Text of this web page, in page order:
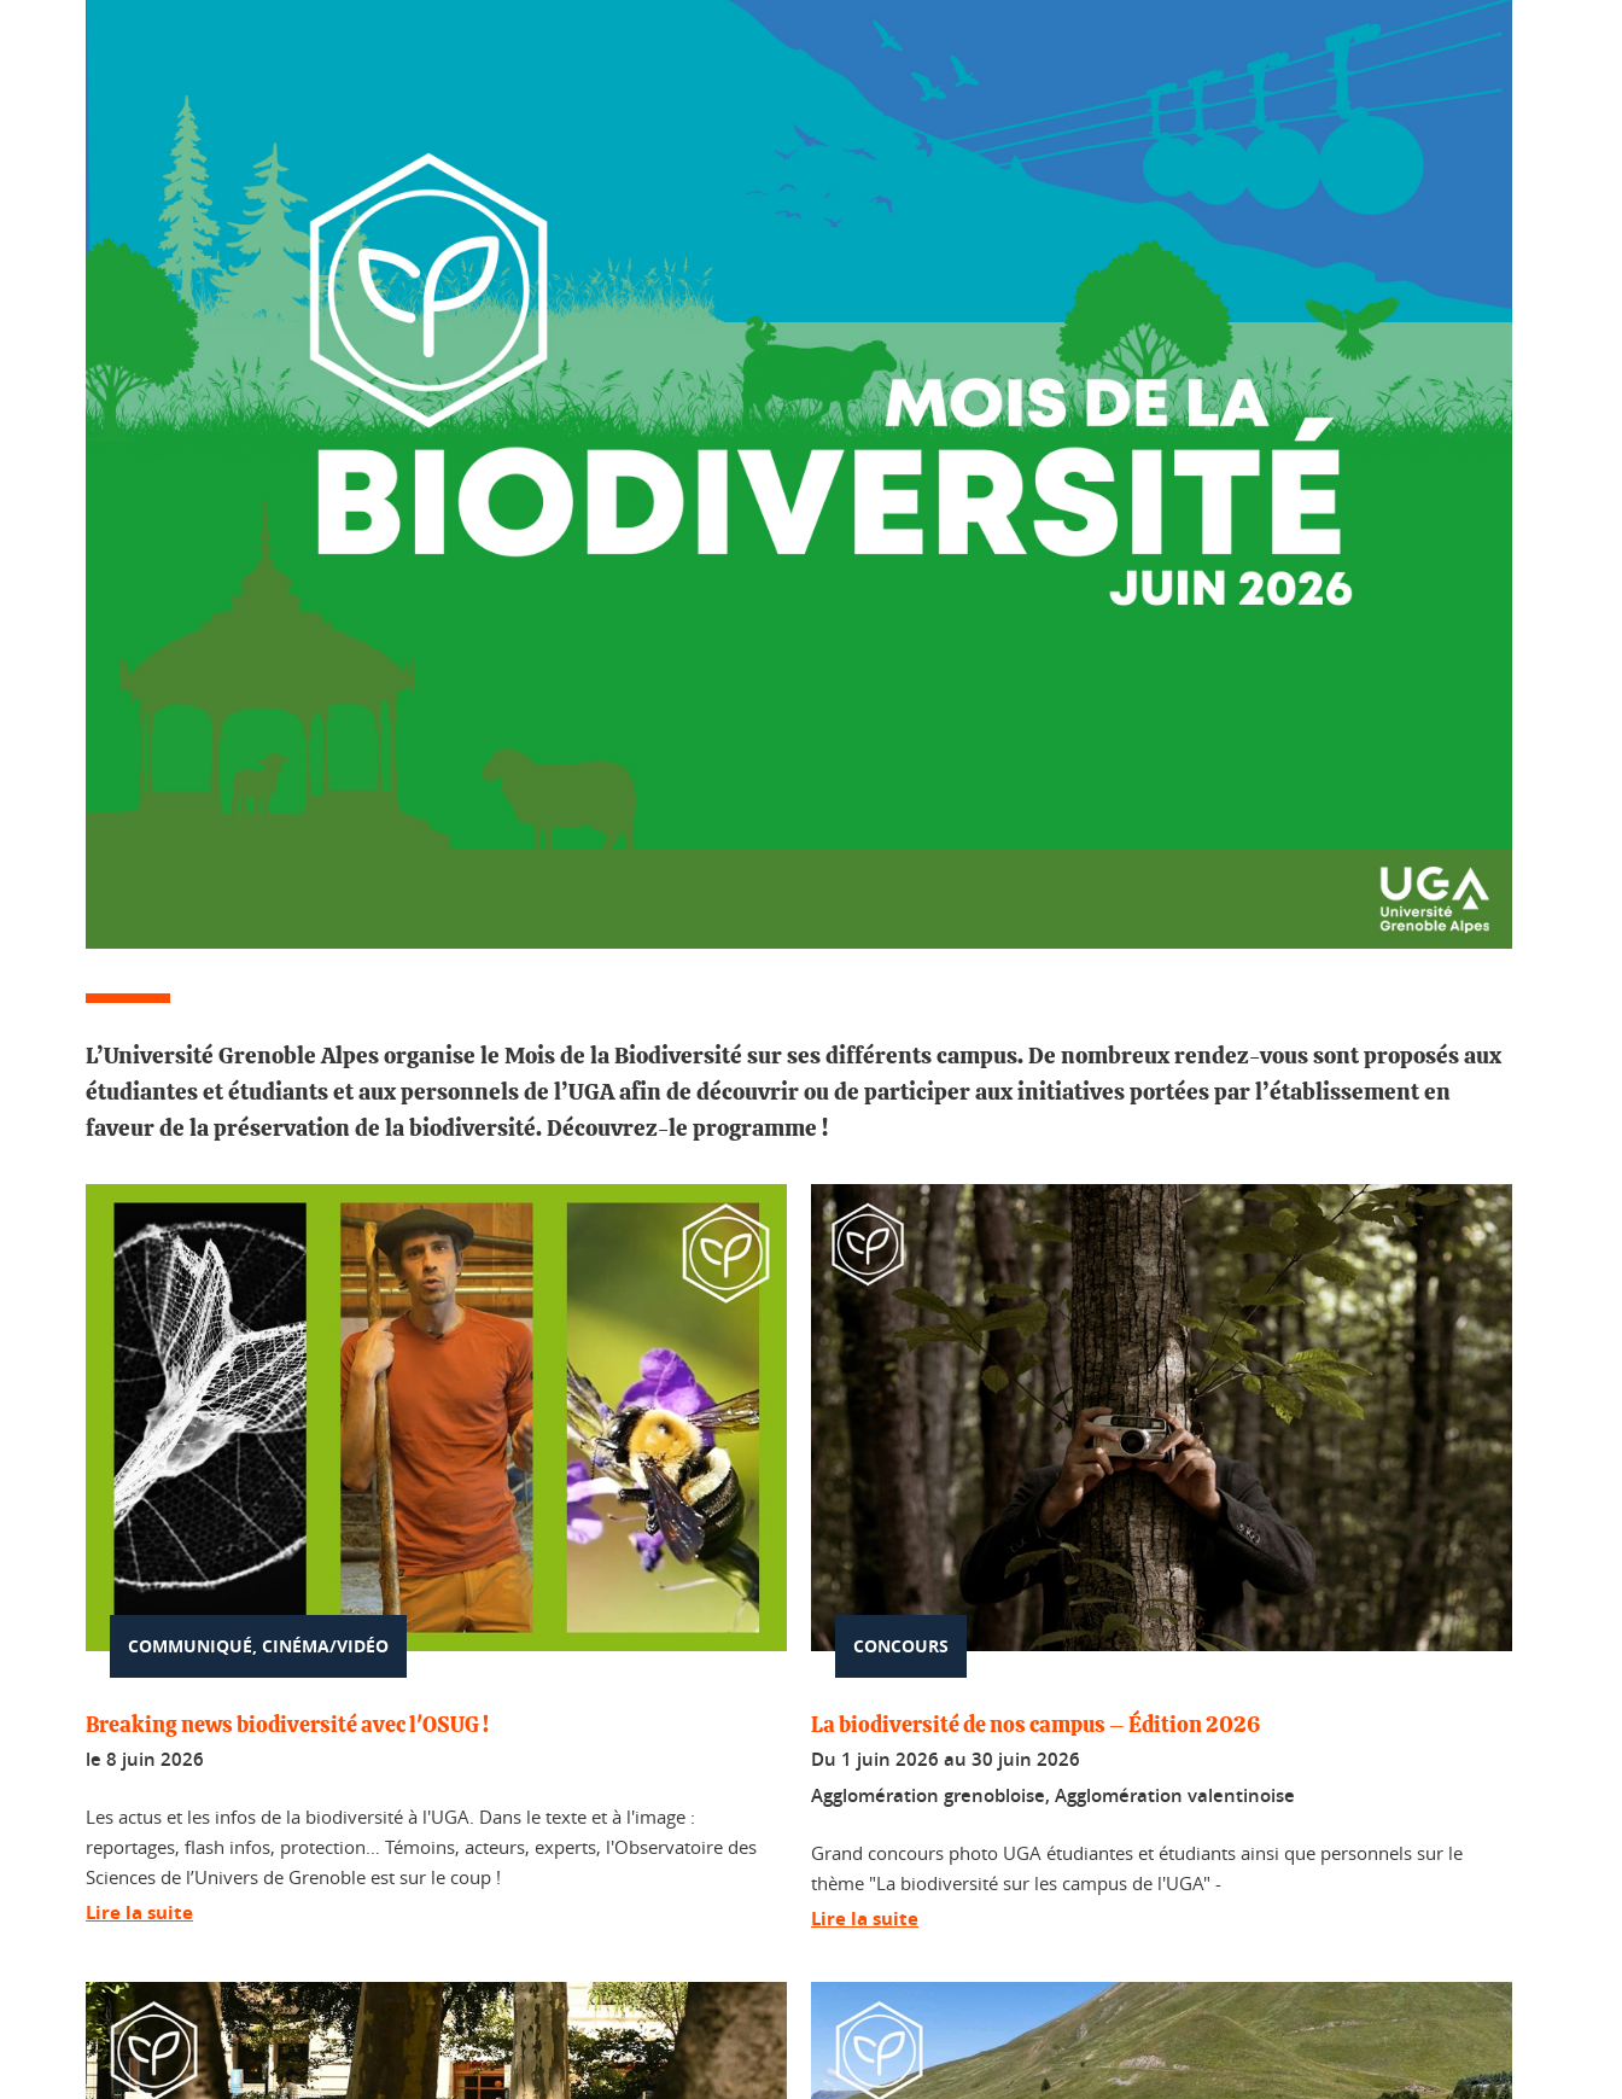
L’Université Grenoble Alpes organise le Mois de la Biodiversité sur ses différents campus. De nombreux rendez-vous sont proposés aux
étudiantes et étudiants et aux personnels de l’UGA afin de découvrir ou de participer aux initiatives portées par l’établissement en
faveur de la préservation de la biodiversité. Découvrez-le programme !
COMMUNIQUÉ, CINÉMA/VIDÉO
Breaking news biodiversité avec l'OSUG !
le 8 juin 2026
Les actus et les infos de la biodiversité à l'UGA. Dans le texte et à l'image :
reportages, flash infos, protection… Témoins, acteurs, experts, l'Observatoire des
Sciences de l’Univers de Grenoble est sur le coup !
Lire la suite
CONCOURS
La biodiversité de nos campus – Édition 2026
Du 1 juin 2026 au 30 juin 2026
Agglomération grenobloise, Agglomération valentinoise
Grand concours photo UGA étudiantes et étudiants ainsi que personnels sur le
thème "La biodiversité sur les campus de l'UGA" -
Lire la suite